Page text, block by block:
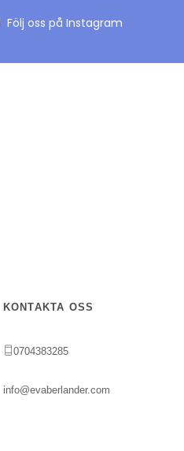
Följ oss på Instagram
KONTAKTA OSS
0704383285
info@evaberlander.com